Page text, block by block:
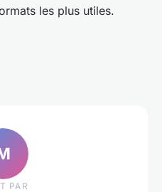
les plus utiles.
PAR